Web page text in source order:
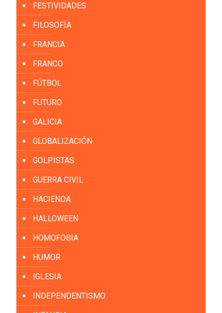
FESTIVIDADES
FILOSOFÍA
FRANCIA
FRANCO
FÚTBOL
FUTURO
GALICIA
GLOBALIZACIÓN
GOLPISTAS
GUERRA CIVIL
HACIENDA
HALLOWEEN
HOMOFOBIA
HUMOR
IGLESIA
INDEPENDENTISMO